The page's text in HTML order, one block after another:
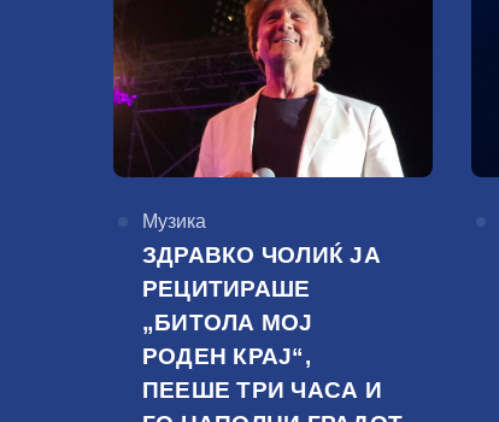
КАтегорија
Музика
ЗДРАВКО ЧОЛИЌ ЈА
РЕЦИТИРАШЕ
„БИТОЛА МОЈ
РОДЕН КРАЈ“,
ПЕЕШЕ ТРИ ЧАСА И